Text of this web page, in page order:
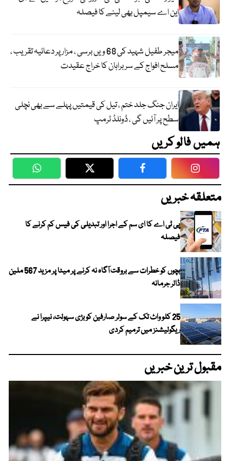
این اے سیمپل بھی لینے کا فیصلہ
میجر طفیل شہید کی 68 ویں برسی ، مزار پر دعائیہ تقریب ،
مسلح افواج کے سربراہان کا خراج عقیدت
ایران جنگ جلد ختم ، تیل کی قیمتیں پہلے سے بھی نچلی
سطح پر آئیں گی ، ڈونلڈ ٹرمپ
ہمیں فالو کریں
WhatsApp Twitter Facebook
متعلقہ خبریں
پی ٹی اے کا ای سم کے اجرا اور تبدیلی کی فیس کم کرنے کا
فیصلہ
بچوں کو خطرات سے بروقت آگاہ نہ کرنے پر میٹا پر مزید 567 ملین
ڈالر جرمانہ
25 کلو واٹ تک کے سولر صارفین کو بڑی سہولت، نیپرا نے
ریگولیشنز میں ترمیم کردی
مقبول ترین خبریں